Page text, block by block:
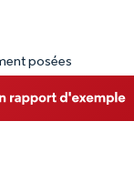
DU MARCHÉ
du marché
posées